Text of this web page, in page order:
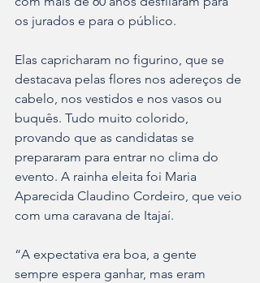
os jurados e para o público.
Elas capricharam no figurino, que se
destacava pelas flores nos adereços de
cabelo, nos vestidos e nos vasos ou
buquês. Tudo muito colorido,
provando que as candidatas se
prepararam para entrar no clima do
evento. A rainha eleita foi Maria
Aparecida Claudino Cordeiro, que veio
com uma caravana de Itajaí.
“A expectativa era boa, a gente
sempre espera ganhar, mas eram